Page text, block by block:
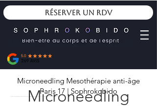
Réserver un RDV
Microneedling Mesothérapie anti-âge
Paris 17 | Sophrokobido
Microneedling